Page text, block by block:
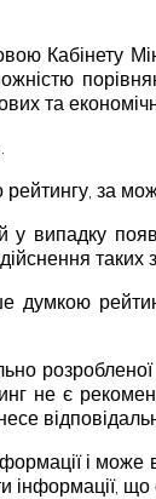
та
за
таких
не є
і
інформації,